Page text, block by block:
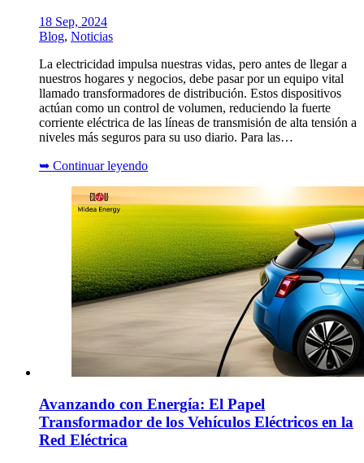
18 Sep, 2024
Blog, Noticias
La electricidad impulsa nuestras vidas, pero antes de llegar a
nuestros hogares y negocios, debe pasar por un equipo vital
llamado transformadores de distribución. Estos dispositivos
actúan como un control de volumen, reduciendo la fuerte
corriente eléctrica de las líneas de transmisión de alta tensión a
niveles más seguros para su uso diario. Para las…
➥ Continuar leyendo
Avanzando con Energía: El Papel
Transformador de los Vehículos Eléctricos en la
Red Eléctrica